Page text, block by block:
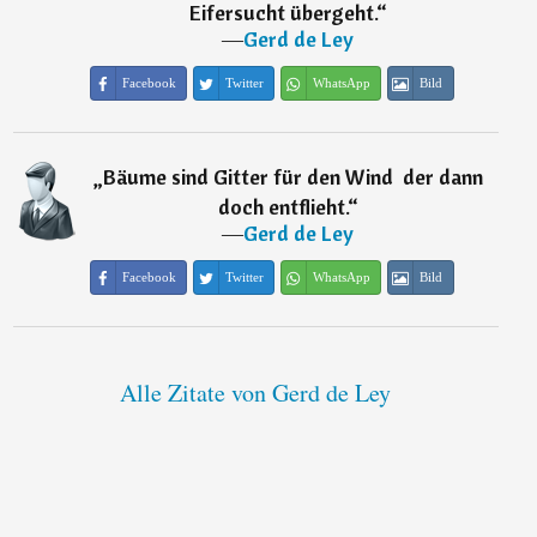
Eifersucht übergeht.“
―Gerd de Ley
Facebook Twitter WhatsApp Bild
„Bäume sind Gitter für den Wind  der dann
doch entflieht.“
―Gerd de Ley
Facebook Twitter WhatsApp Bild
Alle Zitate von Gerd de Ley